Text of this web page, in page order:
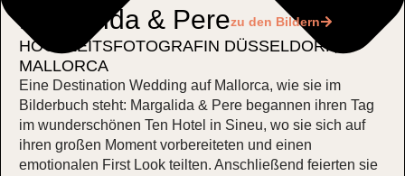
Margalida & Perezu den Bildern
HOCHZEITSFOTOGRAFIN DÜSSELDORF
MALLORCA
Eine Destination Wedding auf Mallorca, wie sie im
Bilderbuch steht: Margalida & Pere begannen ihren Tag
im wunderschönen Ten Hotel in Sineu, wo sie sich auf
ihren großen Moment vorbereiteten und einen
emotionalen First Look teilten. Anschließend feierten sie